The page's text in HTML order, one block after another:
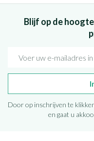
Blijf op de
Door op inschrijven te
en gaat u